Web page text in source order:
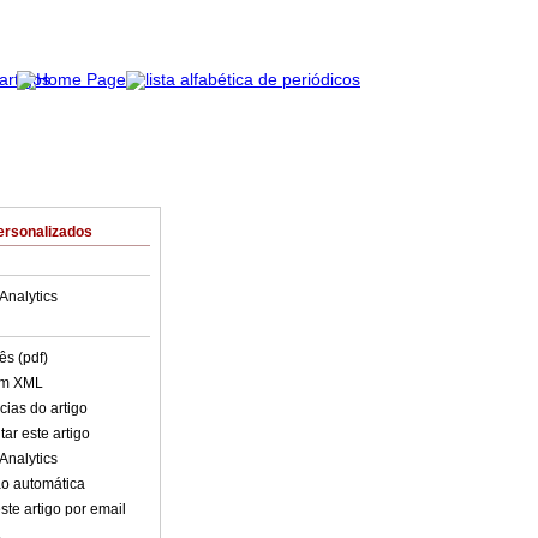
(pdf)
XML
do artigo
este artigo
automática
artigo por email